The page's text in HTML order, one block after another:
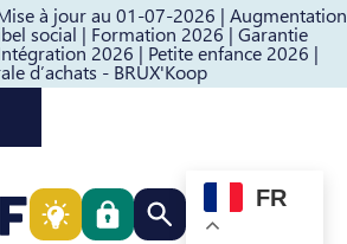
à jour au 01-07-2026 | Augmentation
social | Formation 2026 | Garantie
2026 | Petite enfance 2026 |
d’achats - BRUX'Koop
Passer au pied de page
Rechercher quelque
FR